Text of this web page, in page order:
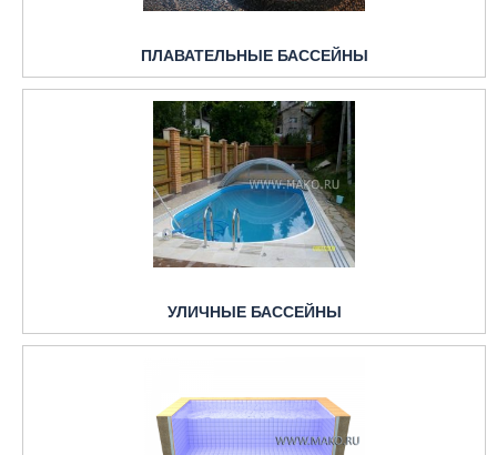
ПЛАВАТЕЛЬНЫЕ БАССЕЙНЫ
УЛИЧНЫЕ БАССЕЙНЫ